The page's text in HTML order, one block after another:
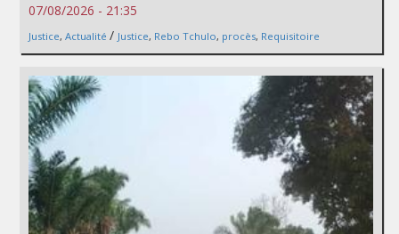
07/08/2026 - 21:35
Justice, Actualité / Justice, Rebo Tchulo, procès, Requisitoire